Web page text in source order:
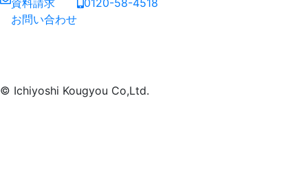
資料請求
お問い合わせ
0120-58-4518
© Ichiyoshi Kougyou Co,Ltd.